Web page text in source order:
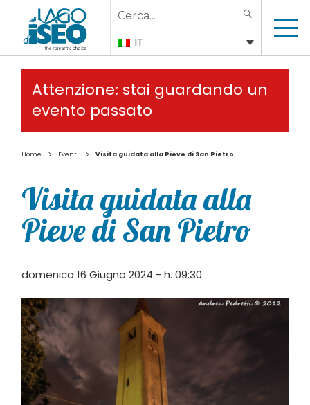
Search
for:
IT
Attenzione: stai guardando un
evento passato
Home > Eventi > Visita guidata alla Pieve di San Pietro
Visita guidata alla
Pieve di San Pietro
domenica 16 Giugno 2024 - h. 09:30